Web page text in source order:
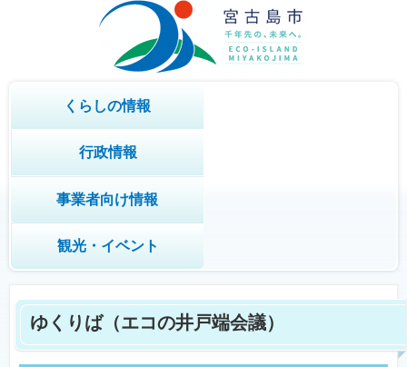
くらしの情報
行政情報
事業者向け情報
観光・イベント
ゆくりば（エコの井戸端会議）